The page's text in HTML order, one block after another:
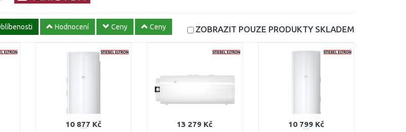
Hodnocení Ceny Ceny ZOBRAZIT POUZE PRODUKTY SKLADEM
10 877 Kč 13 279 Kč 10 799 Kč